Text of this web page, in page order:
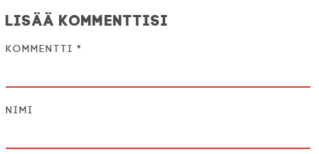
Lisää kommenttisi
Kommentti *
Nimi